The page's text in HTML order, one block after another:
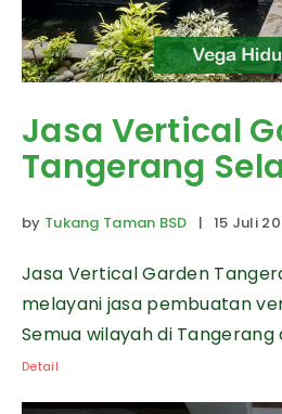
Jasa Vertical
Tangerang
by Tukang Taman BSD | 15 Juli
Jasa Vertical Garden
melayani jasa pembuatan
Semua wilayah di Tangerang
Detail